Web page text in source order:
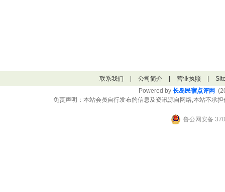
联系我们 公司简介 营业执照
Powered by 长岛民宿点评网
免责声明：本站会员自行发布的信息及资讯源自网络,本站不承
鲁公网安备